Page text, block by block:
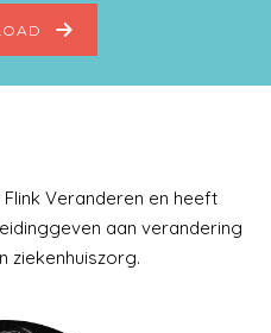
Veranderen en heeft
aan verandering
ziekenhuiszorg.